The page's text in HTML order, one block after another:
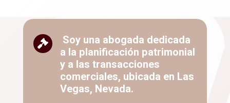

Soy una abogada dedicada
a la planificación patrimonial
y a las transacciones
comerciales, ubicada en Las
Vegas, Nevada.